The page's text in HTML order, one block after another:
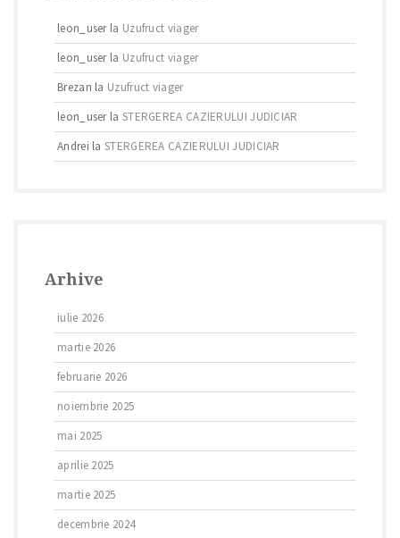
leon_userla Uzufruct viager
leon_userla Uzufruct viager
Brezan la Uzufruct viager
leon_userla STERGEREA CAZIERULUI JUDICIAR
Andrei laSTERGEREA CAZIERULUI JUDICIAR
Arhive
iulie 2026
martie 2026
februarie 2026
noiembrie 2025
mai 2025
aprilie 2025
martie 2025
decembrie 2024